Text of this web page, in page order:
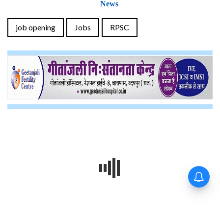
News
job opening Jobs RPSC